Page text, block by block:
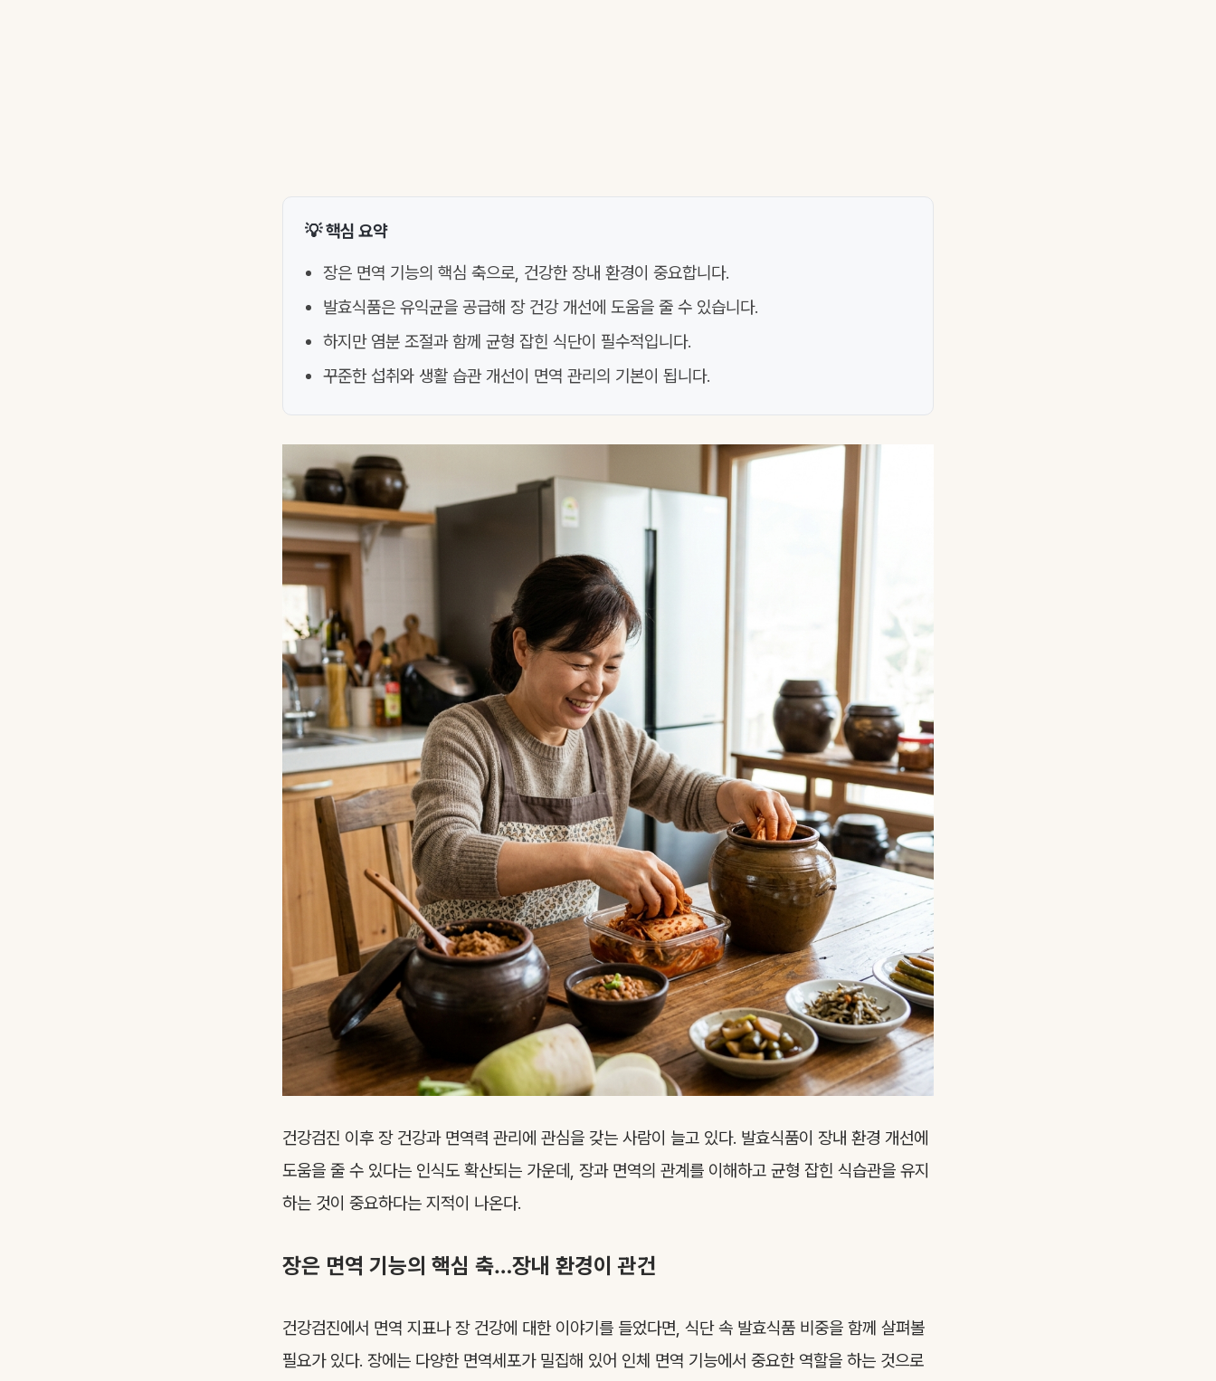
💡 핵심 요약
장은 면역 기능의 핵심 축으로, 건강한 장내 환경이 중요합니다.
발효식품은 유익균을 공급해 장 건강 개선에 도움을 줄 수 있습니다.
하지만 염분 조절과 함께 균형 잡힌 식단이 필수적입니다.
꾸준한 섭취와 생활 습관 개선이 면역 관리의 기본이 됩니다.
건강검진 이후 장 건강과 면역력 관리에 관심을 갖는 사람이 늘고 있다. 발효식품이 장내 환경 개선에
도움을 줄 수 있다는 인식도 확산되는 가운데, 장과 면역의 관계를 이해하고 균형 잡힌 식습관을 유지
하는 것이 중요하다는 지적이 나온다.
장은 면역 기능의 핵심 축…장내 환경이 관건
건강검진에서 면역 지표나 장 건강에 대한 이야기를 들었다면, 식단 속 발효식품 비중을 함께 살펴볼
필요가 있다. 장에는 다양한 면역세포가 밀집해 있어 인체 면역 기능에서 중요한 역할을 하는 것으로